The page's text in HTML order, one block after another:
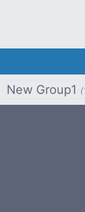
New Group1